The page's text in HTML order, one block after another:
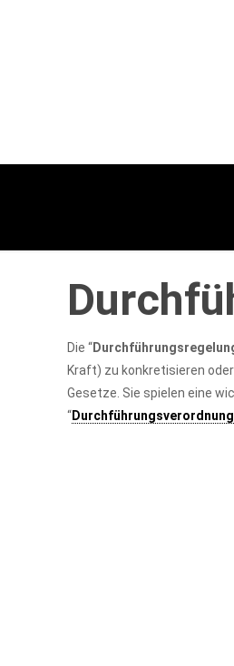
Die “
Kraft) zu konkretisieren
Gesetze. Sie spielen eine
“Durchführungsverordnung